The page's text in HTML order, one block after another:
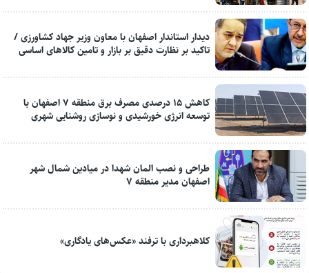
دیدار استاندار اصفهان با معاون وزیر جهاد کشاورزی /
تاکید بر نظارت دقیق بر بازار و تامین کالاهای اساسی
کاهش ۱۵ درصدی مصرف برق منطقه ۷ اصفهان با
توسعه انرژی خورشیدی و نوسازی روشنایی شهری
طراحی و نصب المان شهدا در میادین شمال شهر
اصفهان مدیر منطقه ۷
کلاهبرداری با ترفند «عکس‌های یادگاری»